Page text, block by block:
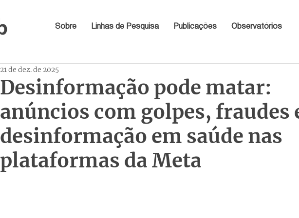
Sobre Linhas de Pesquisa Publicações Observatórios
Desinformação pode matar:
anúncios com golpes, fraudes
desinformação em saúde nas
plataformas da Meta
21 de dez. de 2025